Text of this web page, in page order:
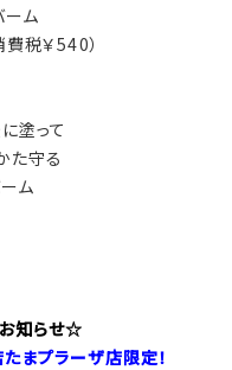
ーム
税￥540）
塗って
た守る
ム
知らせ☆
まプラーザ店限定！